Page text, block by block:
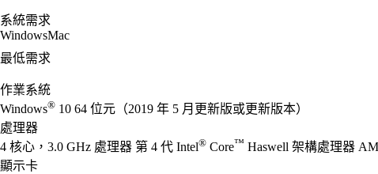
系統需求
WindowsMac
最低需求
作業系統
Windows® 10 64 位元（2019 年 5 月更新版或更新版本）
處理器
4 核心，3.0 GHz 處理器 第 4 代 Intel® Core™ Haswell 架構處理器
顯示卡